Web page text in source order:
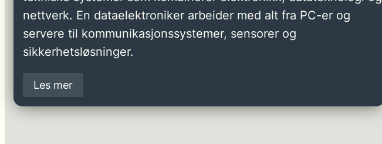
nettverk. En dataelektroniker arbeider med alt fra PC-er og
servere til kommunikasjonssystemer, sensorer og
sikkerhetsløsninger.
Les mer